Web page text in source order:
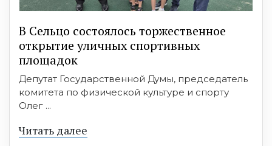
В Сельцо состоялось торжественное
открытие уличных спортивных
площадок
Депутат Государственной Думы, председатель
комитета по физической культуре и спорту
Олег ...
Читать далее